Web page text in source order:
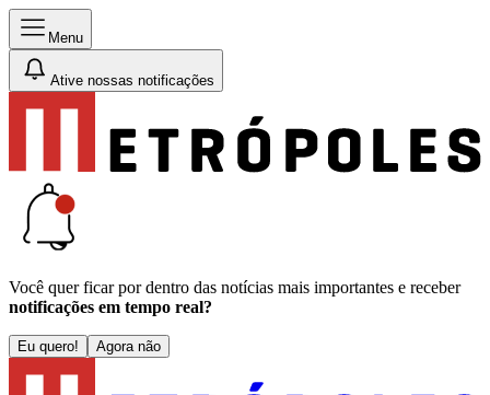
Menu
Ative nossas notificações
Você quer ficar por dentro das notícias mais importantes e receber
notificações em tempo real?
Eu quero! Agora não